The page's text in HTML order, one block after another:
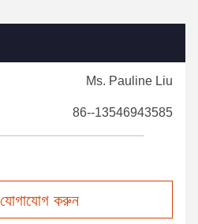
Ms. Pauline Liu
86--13546943585
করুন